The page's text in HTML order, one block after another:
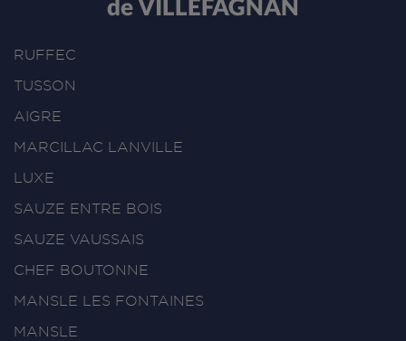
de VILLEFAGNAN
RUFFEC
TUSSON
AIGRE
MARCILLAC LANVILLE
LUXE
SAUZE ENTRE BOIS
SAUZE VAUSSAIS
CHEF BOUTONNE
MANSLE LES FONTAINES
MANSLE